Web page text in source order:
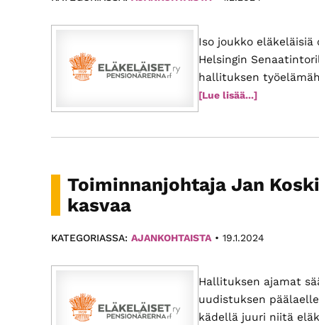
yhdistyksemme
Suomea
toimintaa.
Iso joukko
Helsingin
hallituksen
[Lue lisää...]
puolella:
Toiminnanjohtaja Jan
kasvaa
KATEGORIASSA: AJANKOHTAISTA • 19.1.2024
Hallituksen ajamat
uudistuksen
kädellä juuri niitä